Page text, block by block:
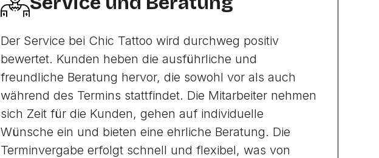
Der Service bei Chic Tattoo wird durchweg positiv
bewertet. Kunden heben die ausführliche und
freundliche Beratung hervor, die sowohl vor als auch
während des Termins stattfindet. Die Mitarbeiter nehmen
sich Zeit für die Kunden, gehen auf individuelle
Wünsche ein und bieten eine ehrliche Beratung. Die
Terminvergabe erfolgt schnell und flexibel, was von